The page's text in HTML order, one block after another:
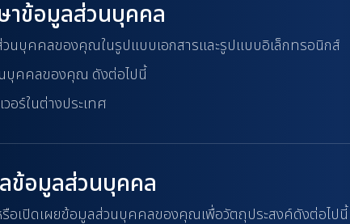
าข้อมูลส่วนบุคคล
วนบุคคลของคุณในรูปแบบเอกสารและรูปแบบอิเล็กทรอนิกส์
นบุคคลของคุณ ดังต่อไปนี้
วอร์ในต่างประเทศ
ข้อมูลส่วนบุคคล
หรือเปิดเผยข้อมูลส่วนบุคคลของคุณเพื่อวัตถุประสงค์ดังต่อไปนี้